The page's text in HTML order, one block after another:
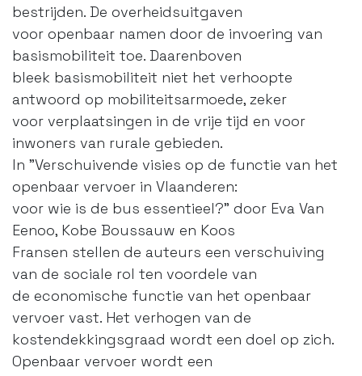
bestrijden. De overheidsuitgaven
voor openbaar namen door de invoering van
basismobiliteit toe. Daarenboven
bleek basismobiliteit niet het verhoopte
antwoord op mobiliteitsarmoede, zeker
voor verplaatsingen in de vrije tijd en voor
inwoners van rurale gebieden.
In "Verschuivende visies op de functie van het
openbaar vervoer in Vlaanderen:
voor wie is de bus essentieel?" door Eva Van
Eenoo, Kobe Boussauw en Koos
Fransen stellen de auteurs een verschuiving
van de sociale rol ten voordele van
de economische functie van het openbaar
vervoer vast. Het verhogen van de
kostendekkingsgraad wordt een doel op zich.
Openbaar vervoer wordt een